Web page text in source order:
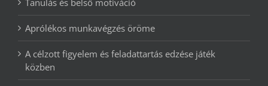
Tanulás és belső motiváció
Aprólékos munkavégzés öröme
A célzott figyelem és feladattartás edzése játék
közben